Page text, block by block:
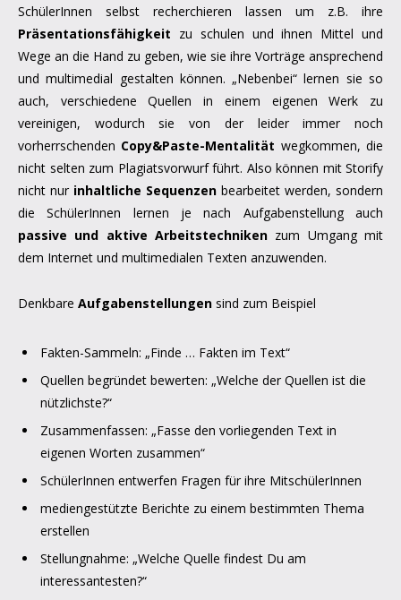
SchülerInnen selbst recherchieren lassen um z.B. ihre
Präsentationsfähigkeit zu schulen und ihnen Mittel und
Wege an die Hand zu geben, wie sie ihre Vorträge ansprechend
und multimedial gestalten können. „Nebenbei“ lernen sie so
auch, verschiedene Quellen in einem eigenen Werk zu
vereinigen, wodurch sie von der leider immer noch
vorherrschenden Copy&Paste-Mentalität wegkommen, die
nicht selten zum Plagiatsvorwurf führt. Also können mit Storify
nicht nur inhaltliche Sequenzen bearbeitet werden, sondern
die SchülerInnen lernen je nach Aufgabenstellung auch
passive und aktive Arbeitstechniken zum Umgang mit
dem Internet und multimedialen Texten anzuwenden.
Denkbare Aufgabenstellungen sind zum Beispiel
Fakten-Sammeln: „Finde … Fakten im Text“
Quellen begründet bewerten: „Welche der Quellen ist die
nützlichste?“
Zusammenfassen: „Fasse den vorliegenden Text in
eigenen Worten zusammen“
SchülerInnen entwerfen Fragen für ihre MitschülerInnen
mediengestützte Berichte zu einem bestimmten Thema
erstellen
Stellungnahme: „Welche Quelle findest Du am
interessantesten?“